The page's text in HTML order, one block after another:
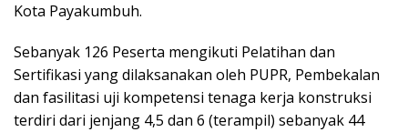
Kota Payakumbuh.
Sebanyak 126 Peserta mengikuti Pelatihan dan
Sertifikasi yang dilaksanakan oleh PUPR, Pembekalan
dan fasilitasi uji kompetensi tenaga kerja konstruksi
terdiri dari jenjang 4,5 dan 6 (terampil) sebanyak 44